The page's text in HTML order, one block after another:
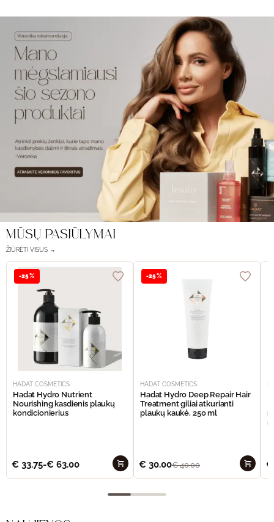
MŪSŲ PASIŪLYMAI
ŽIŪRĖTI VISUS →
-25%
HADAT COSMETICS
Hadat Hydro Nutrient
Nourishing kasdienis plaukų
kondicionierius
€ 33.75-€ 63.00
-25%
HADAT COSMETICS
Hadat Hydro Deep Repair Hair
Treatment giliai atkurianti
plaukų kaukė, 250 ml
€ 30.00€40.00 €